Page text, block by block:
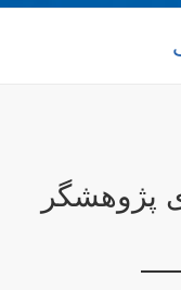
پژوهشگر